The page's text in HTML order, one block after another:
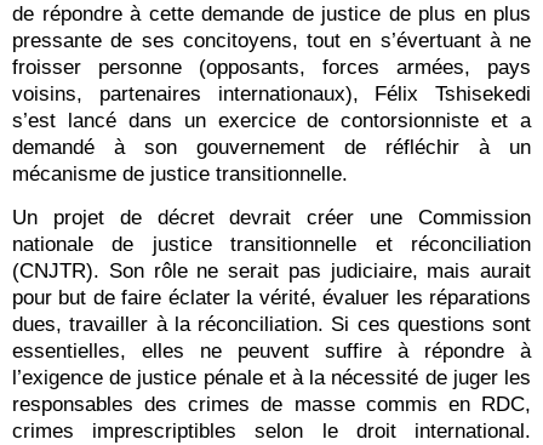
de répondre à cette demande de justice de plus en plus
pressante de ses concitoyens, tout en s’évertuant à ne
froisser personne (opposants, forces armées, pays
voisins, partenaires internationaux), Félix Tshisekedi
s’est lancé dans un exercice de contorsionniste et a
demandé à son gouvernement de réfléchir à un
mécanisme de justice transitionnelle.
Un projet de décret devrait créer une Commission
nationale de justice transitionnelle et réconciliation
(CNJTR). Son rôle ne serait pas judiciaire, mais aurait
pour but de faire éclater la vérité, évaluer les réparations
dues, travailler à la réconciliation. Si ces questions sont
essentielles, elles ne peuvent suffire à répondre à
l’exigence de justice pénale et à la nécessité de juger les
responsables des crimes de masse commis en RDC,
crimes imprescriptibles selon le droit international.